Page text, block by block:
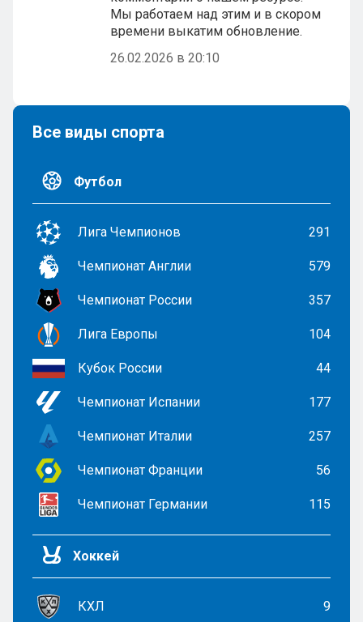
Мы работаем над этим и в скором
времени выкатим обновление.
26.02.2026 в 20:10
Все виды спорта
Футбол
Лига Чемпионов 291
Чемпионат Англии 579
Чемпионат России 357
Лига Европы 104
Кубок России 44
Чемпионат Испании 177
Чемпионат Италии 257
Чемпионат Франции 56
Чемпионат Германии 115
Хоккей
КХЛ 9